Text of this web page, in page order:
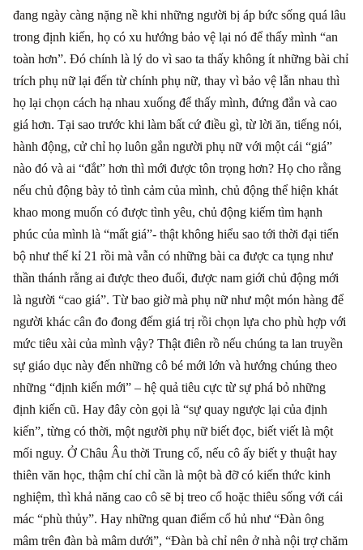
đang ngày càng nặng nề khi những người bị áp bức sống quá lâu
trong định kiến, họ có xu hướng bảo vệ lại nó để thấy mình “an
toàn hơn”. Đó chính là lý do vì sao ta thấy không ít những bài chỉ
trích phụ nữ lại đến từ chính phụ nữ, thay vì bảo vệ lẫn nhau thì
họ lại chọn cách hạ nhau xuống để thấy mình, đứng đắn và cao
giá hơn. Tại sao trước khi làm bất cứ điều gì, từ lời ăn, tiếng nói,
hành động, cử chỉ họ luôn gắn người phụ nữ với một cái “giá”
nào đó và ai “đắt” hơn thì mới được tôn trọng hơn? Họ cho rằng
nếu chủ động bày tỏ tình cảm của mình, chủ động thể hiện khát
khao mong muốn có được tình yêu, chủ động kiếm tìm hạnh
phúc của mình là “mất giá”- thật không hiểu sao tới thời đại tiến
bộ như thế kỉ 21 rồi mà vẫn có những bài ca được ca tụng như
thần thánh rằng ai được theo đuổi, được nam giới chủ động mới
là người “cao giá”. Từ bao giờ mà phụ nữ như một món hàng để
người khác cân đo đong đếm giá trị rồi chọn lựa cho phù hợp với
mức tiêu xài của mình vậy? Thật điên rồ nếu chúng ta lan truyền
sự giáo dục này đến những cô bé mới lớn và hướng chúng theo
những “định kiến mới” –hệ quả tiêu cực từ sự phá bỏ những
định kiến cũ. Hay đây còn gọi là “sự quay ngược lại của định
kiến”, từng có thời, một người phụ nữ biết đọc, biết viết là một
mối nguy. Ở Châu Âu thời Trung cổ, nếu cô ấy biết y thuật hay
thiên văn học, thậm chí chỉ cần là một bà đỡ có kiến thức kinh
nghiệm, thì khả năng cao cô sẽ bị treo cổ hoặc thiêu sống với cái
mác “phù thủy”. Hay những quan điểm cổ hủ như “Đàn ông
mâm trên đàn bà mâm dưới”, “Đàn bà chỉ nên ở nhà nội trợ chăm